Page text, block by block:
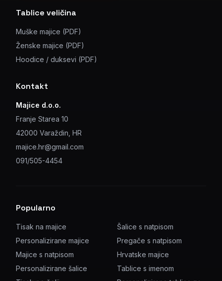
Tablice veličina
Muške majice (PDF)
Ženske majice (PDF)
Hoodice / duksevi (PDF)
Kontakt
Majice d.o.o.
Franje Starea 10
42000 Varaždin, HR
majice.hr@gmail.com
091/505-4454
Popularno
Tisak na majice
Personalizirane majice
Majice s natpisom
Personalizirane šalice
Šalice s natpisom
Pregače s natpisom
Hrvatske majice
Tablice s imenom